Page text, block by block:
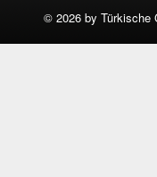
© 2026 by Türkische